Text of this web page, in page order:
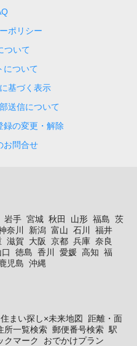
ポリシー
ついて
について
基づく表示
送信について
録の変更・解除
お問合せ
岩手 宮城 秋田 山形 福島 茨
奈川 新潟 富山 石川
福井
滋賀 大阪 京都 兵庫 奈良
徳島 香川 愛媛 高知 福
児島 沖縄
住まい探し×未来地図
距離・面
所一覧検索 郵便番号検索 駅
クマーク おでかけプラン